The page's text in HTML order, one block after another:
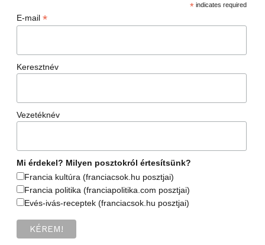
*indicates required
E-mail *
Keresztnév
Vezetéknév
Mi érdekel? Milyen posztokról értesítsünk?
Francia kultúra (franciacsok.hu posztjai)
Francia politika (franciapolitika.com posztjai)
Evés-ivás-receptek (franciacsok.hu posztjai)